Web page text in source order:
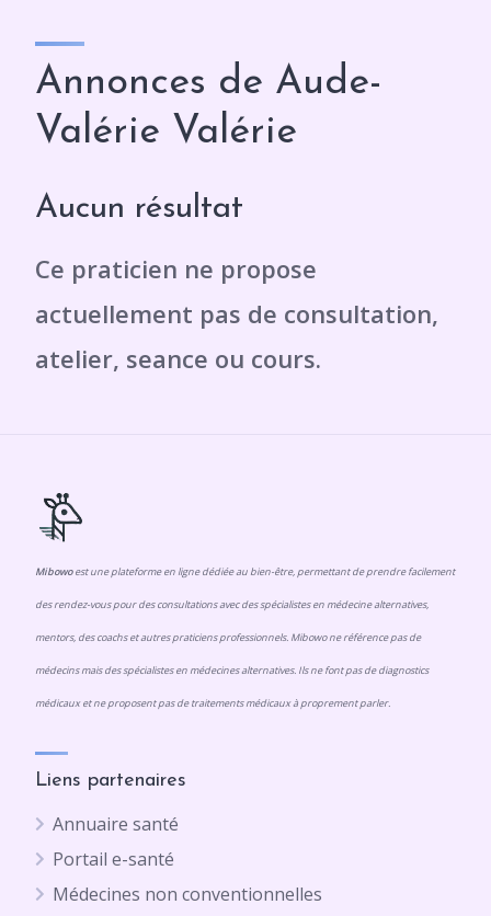
Annonces de Aude-
Valérie Valérie
Aucun résultat
Mibowoest une plateforme en ligne dédiée au bien-être, permettant de prendre facilement
des rendez-vous pour des consultations avec des spécialistes en médecine alternatives,
mentors, des coachs et autres praticiens professionnels. Mibowo ne référence pas de
médecins mais des spécialistes en médecines alternatives. Ils ne font pas de diagnostics
médicaux et ne proposent pas de traitements médicaux à proprement parler.
Liens partenaires
Annuaire santé
Portail e-santé
Médecines non conventionnelles